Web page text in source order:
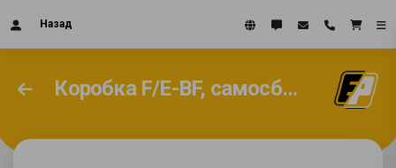
Назад
Коробка F/E-BF, самосборное основание и скользящая лента #2